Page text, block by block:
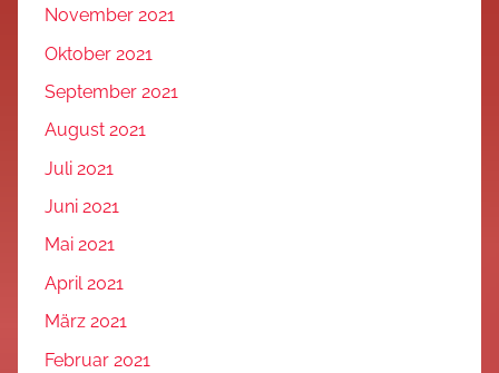
November 2021
Oktober 2021
September 2021
August 2021
Juli 2021
Juni 2021
Mai 2021
April 2021
März 2021
Februar 2021